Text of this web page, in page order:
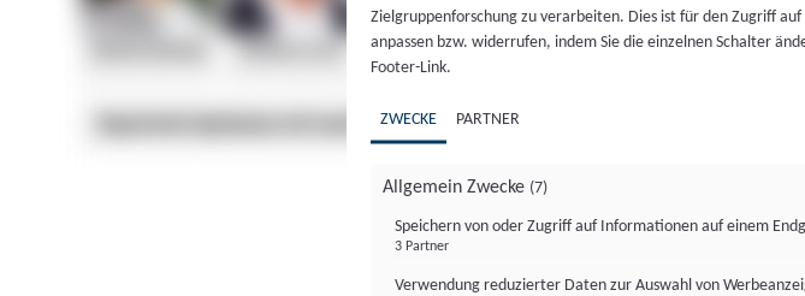
Zielgruppenforschung zu verarbeiten. Dies ist für den Zugriff
anpassen bzw. widerrufen, indem Sie die einzelnen Schalter
Footer-Link.
ZWECKE PARTNER
Allgemein Zwecke (7)
Speichern von oder Zugriff auf Informationen auf einem
3 Partner
Verwendung reduzierter Daten zur Auswahl von